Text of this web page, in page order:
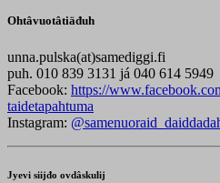
Ohtâvuotâtiäđuh
unna.pulska(at)samediggi.fi
puh. 010 839 3131 já 040 614 5949
Facebook: https://
taidetapahtuma
Instagram:
Jyevi siijđo ovdâskulij